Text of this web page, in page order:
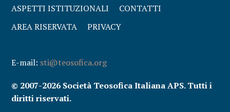
ASPETTI ISTITUZIONALI
CONTATTI
AREA RISERVATA
PRIVACY
E-mail: sti@teosofica.org
© 2007-2026 Società Teosofica Italiana APS. Tutti i
diritti riservati.